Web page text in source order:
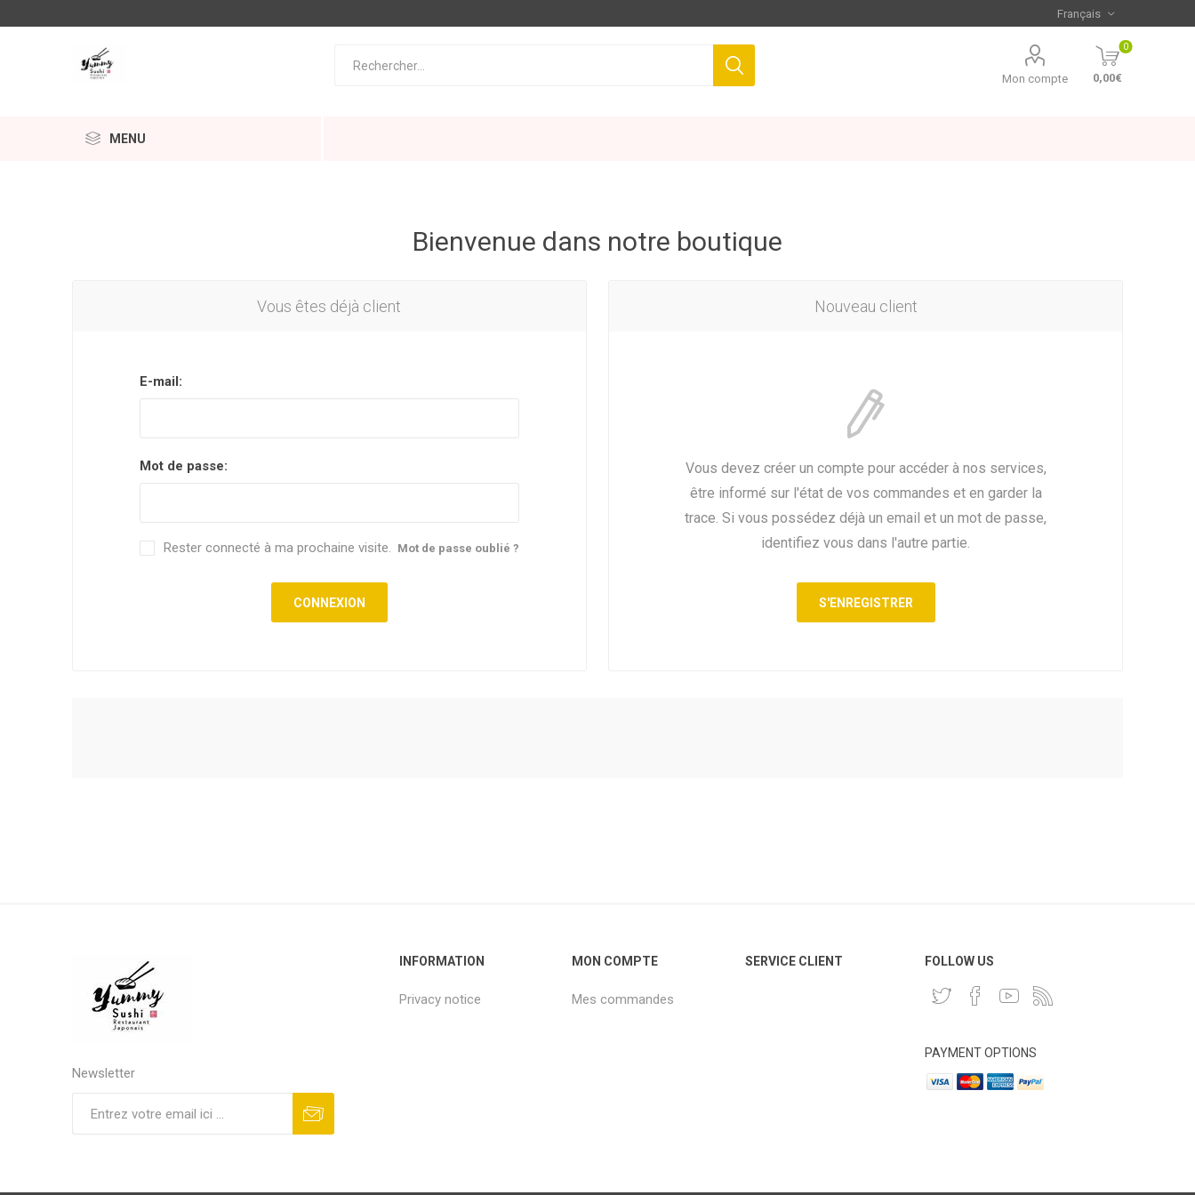
Mon compte
0
0,00€
MENU
Bienvenue dans notre boutique
Nouveau client
Vous devez créer un compte pour accéder à nos services,
être informé sur l'état de vos commandes et en garder la
trace. Si vous possédez déjà un email et un mot de passe,
identifiez vous dans l'autre partie.
Vous êtes déjà client
E-mail:
Mot de passe:
Mot de passe oublié ?
Rester connecté à ma prochaine visite.
Newsletter
INFORMATION
Privacy notice
MON COMPTE
Mes commandes
SERVICE CLIENT FOLLOW US
PAYMENT OPTIONS